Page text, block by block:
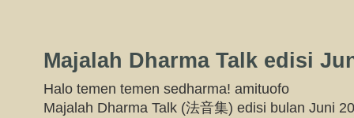
Majalah Dharma Talk edisi
Halo temen temen sedharma! amituofo
Majalah Dharma Talk (法音集) edisi bulan Juni